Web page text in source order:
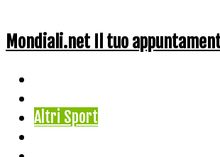
Mondiali.net Il tuo
Altri Sport